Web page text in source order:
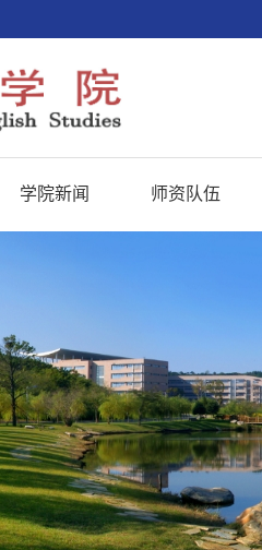
学院新闻 师资队伍